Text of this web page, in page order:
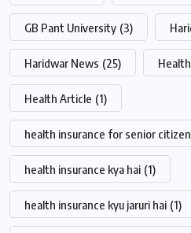
GB Pant University (3)
Haridwar News (25)
Health Article (1)
health insurance for senior
health insurance kya hai (1)
health insurance kyu jaruri hai (1)